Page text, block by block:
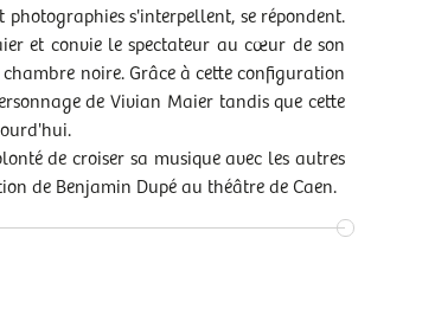
s'interpellent, se répondent.
et convie le spectateur au cœur de son
noire. Grâce à cette configuration
de Vivian Maier tandis que cette
de croiser sa musique avec les autres
de Benjamin Dupé au théâtre de Caen.